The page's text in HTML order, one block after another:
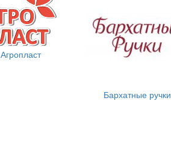
Агропласт
Бархатные ручки